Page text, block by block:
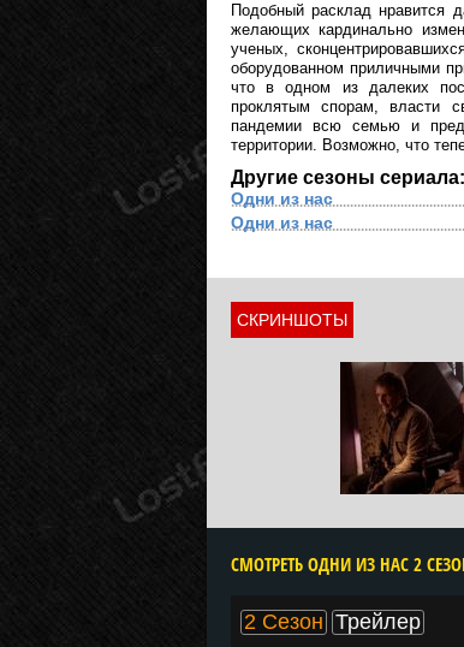
Подобный расклад нравится
желающих кардинально
ученых,
оборудованном приличными
что в одном из далеких
проклятым спорам, власти
пандемии всю семью и
территории. Возможно, что
Другие сезоны сериала:
Одни из нас
Одни из нас
СКРИНШОТЫ
2 Сезон Трейлер